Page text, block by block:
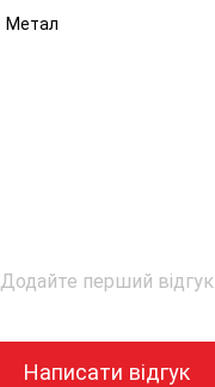
Метал
Додайте перший відгук
Написати відгук